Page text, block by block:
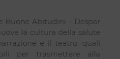
Buone Abitudini – Despar
la cultura della salute
e il teatro, quali
per trasmettere alla